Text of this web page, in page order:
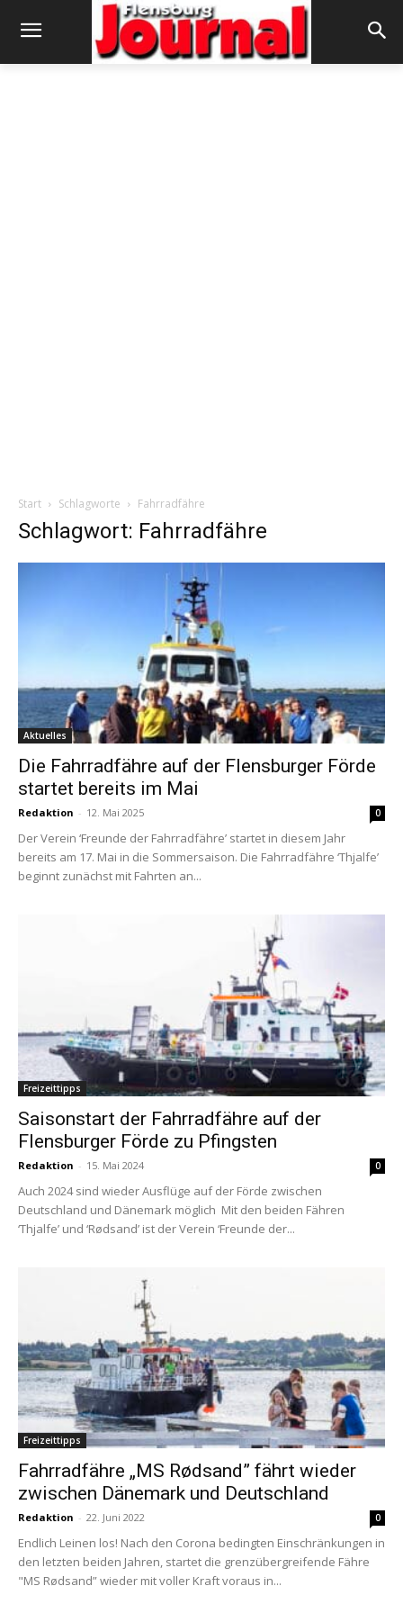
Start Schlagworte Fahrradfähre
Schlagwort: Fahrradfähre
Aktuelles
Die Fahrradfähre auf der Flensburger Förde
startet bereits im Mai
Redaktion - 12. Mai 2025 0
Der Verein ‘Freunde der Fahrradfähre’ startet in diesem Jahr
bereits am 17. Mai in die Sommersaison. Die Fahrradfähre ‘Thjalfe’
beginnt zunächst mit Fahrten an...
Freizeittipps
Saisonstart der Fahrradfähre auf der
Flensburger Förde zu Pfingsten
Redaktion - 15. Mai 2024 0
Auch 2024 sind wieder Ausflüge auf der Förde zwischen
Deutschland und Dänemark möglich Mit den beiden Fähren
‘Thjalfe’ und ‘Rødsand’ ist der Verein ‘Freunde der...
Freizeittipps
Fahrradfähre „MS Rødsand” fährt wieder
zwischen Dänemark und Deutschland
Redaktion - 22. Juni 2022 0
Endlich Leinen los! Nach den Corona bedingten Einschränkungen in
den letzten beiden Jahren, startet die grenzübergreifende Fähre
"MS Rødsand” wieder mit voller Kraft voraus in...